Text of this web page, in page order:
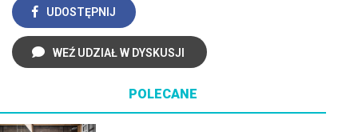
UDOSTĘPNIJ
WEŹ UDZIAŁ W DYSKUSJI
POLECANE